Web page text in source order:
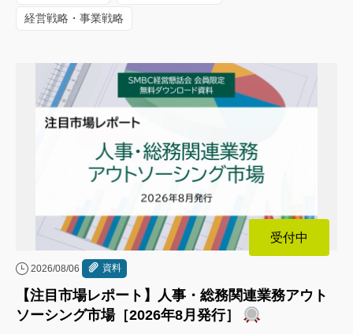
経営戦略・事業戦略
受付中
2026/08/06 資料
【注目市場レポート】人事・総務関連業務アウト
ソーシング市場［2026年8月発行］